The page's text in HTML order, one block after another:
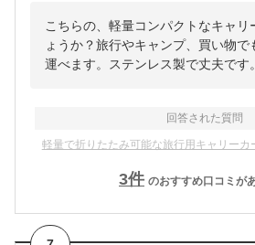
こちらの、軽量コンパクトなキャリ
ょうか？旅行やキャンプ、買い物で
運べます。ステンレス製で丈夫です。
回答された質問
軽量で折りたたみ可能な旅行用キャリーカ
3件 のおすすめ口コミが